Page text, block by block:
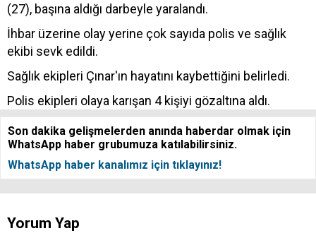
(27), başına aldığı darbeyle yaralandı.
İhbar üzerine olay yerine çok sayıda polis ve sağlık
ekibi sevk edildi.
Sağlık ekipleri Çınar'ın hayatını kaybettiğini belirledi.
Polis ekipleri olaya karışan 4 kişiyi gözaltına aldı.
Son dakika gelişmelerden anında haberdar olmak için
WhatsApp haber grubumuza katılabilirsiniz.
WhatsApp haber kanalımız için tıklayınız!
Yorum Yap